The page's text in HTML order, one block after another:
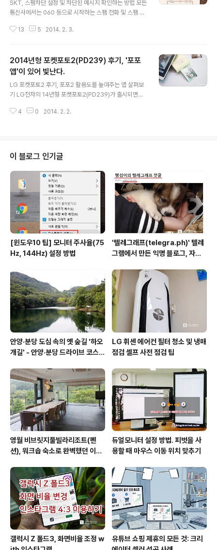
SKT, 스팸차단 설정 및 차단된 메시지 확인하는 방법 모든
통신사에서는 060 등으로 시작하는 스팸 전화 및 스팸 문
로 http://www.tworld.co.kr/ 에서 해당 서비스를 제공
을 알아도 어디서 이런 설정을 할 수 있는 지 모르는 분들이
주변에 계서서 간단하게 설명한다. SKT의 사용자 서비스
페이지인 www.tworld.co.kr 에 접속, 우측의 '사용중인
상품' -> '부가서비스/폰꾸미기' 탭 메뉴에 들어가면 위와
같이 현재 사용중인 부가서비스를 확인할 수 있는 페이지
에 들어가게 된다. 해당 페이지에 '스팸SNS차단..
13 5 2014. 2. 3.
2014년형 포켓포토2(PD239) 후기, '포포
앱'이 있어 빛난다.
LG 포켓포토2 후기, 포포2 활용도를 높여주는 앱 살펴보
기 LG전자의 14년형 포켓포토2(PD239)가 출시되면서
기능이 추가되어 있었다. 아니다, 이미 있던 기능이지만 이
에서 바로 포켓포토 기기 업데이트 하기 포켓포토2를 이용
하기 위해서 앱을 설치하고 이것저것 살펴보다가 장치 버
전에 [업데이트]라는 버튼이 있는 것을 보게 되었다. 기기
라는 것이 처음 출시되었을 때는 꼭 부족한 부분이 있기 마
련이고 곧 이를 해결한 소프트웨어의 버전 업이 뒤를 따른
다. 소프트웨어 버전업은 펌웨어 업..
4 0 2014. 2. 2.
이 블로그 인기글
[윈도우10 팁] 모니터 주사율(75
Hz, 144Hz) 설정 방법
'텔레그래프(telegra.ph)' 텔레
그램에서 만든 익명 블로그, 자유
안양·분당 도심 속의 옛 숲길 '하오
개길' - 안양·분당 드라이브 코스
LG 휘센 에어컨 필터 청소 및 냉매
점검 셀프 사전 점검 팁
영월 비브릿지풀빌라리조트(펜
션), 워크숍 숙소로 완벽했던 이유
듀얼모니터 설정 방법. 피벗을 사
용할 때 마우스 이동 위치 맞추기
갤럭시 Z 폴드3, 화면비율 조정 w
유튜브 쇼핑 제휴의 모든 것: 크리